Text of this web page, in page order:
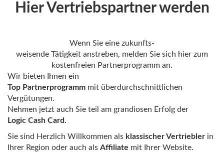
Hier Vertriebspartner werden
Wenn Sie eine zukunfts-
weisende Tätigkeit anstreben, melden Sie sich hier zum
kostenfreien Partnerprogramm an.
Wir bieten Ihnen ein
Top Partnerprogramm mit überdurchschnittlichen
Vergütungen.
Nehmen jetzt auch Sie teil am grandiosen Erfolg der
Logic Cash Card.
Sie sind Herzlich Willkommen als klassischer Vertriebler in
Ihrer Region oder auch als Affiliate mit Ihrer Website.